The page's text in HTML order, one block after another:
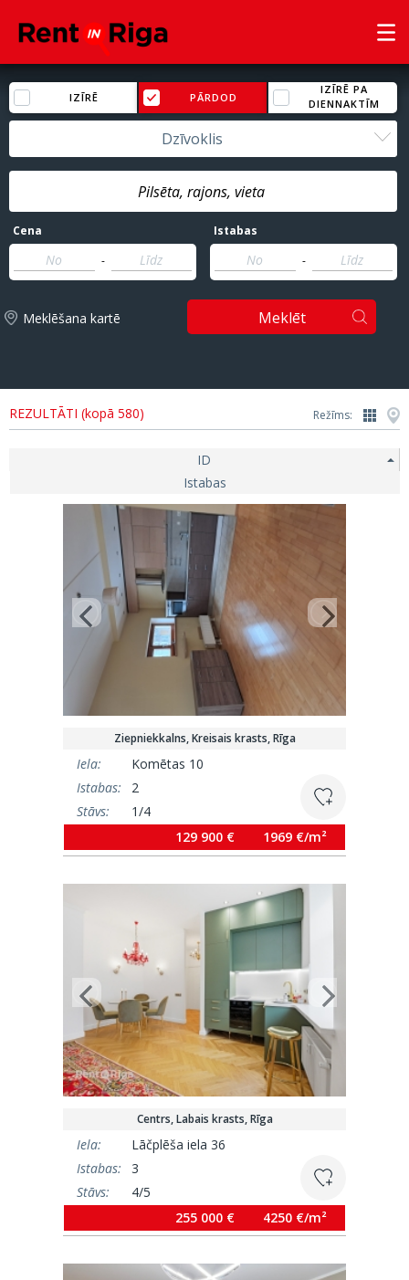
IZĪRĒ PĀRDOD
IZĪRĒ PA
DIENNAKTĪM
Dzīvoklis
Cena
-
Istabas
-
Meklēšana kartē Meklēt
REZULTĀTI (kopā 580) Režīms:
ID
Istabas
Ziepniekkalns, Kreisais krasts, Rīga
Iela:
Komētas 10
Istabas:
2
Stāvs:
1/4
129 900 € 1969 €/m²
Centrs, Labais krasts, Rīga
Iela:
Lāčplēša iela 36
Istabas:
3
Stāvs:
4/5
255 000 € 4250 €/m²